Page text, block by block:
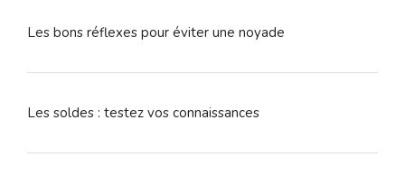
Les bons réflexes pour éviter une noyade
Les soldes : testez vos connaissances